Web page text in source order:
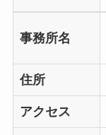
事務所名
住所
アクセス